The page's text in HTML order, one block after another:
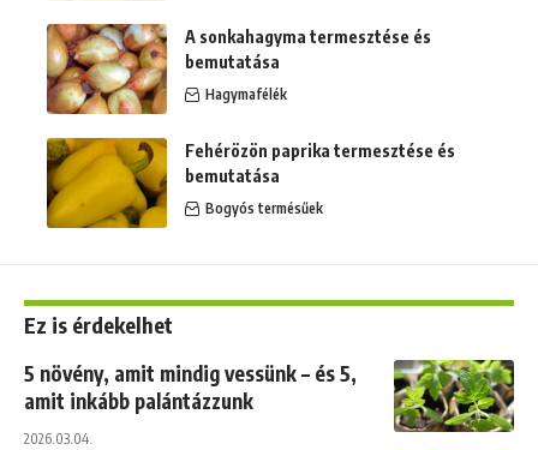
A sonkahagyma termesztése és
bemutatása
Hagymafélék
Fehérözön paprika termesztése és
bemutatása
Bogyós termésűek
Ez is érdekelhet
5 növény, amit mindig vessünk – és 5,
amit inkább palántázzunk
2026.03.04.